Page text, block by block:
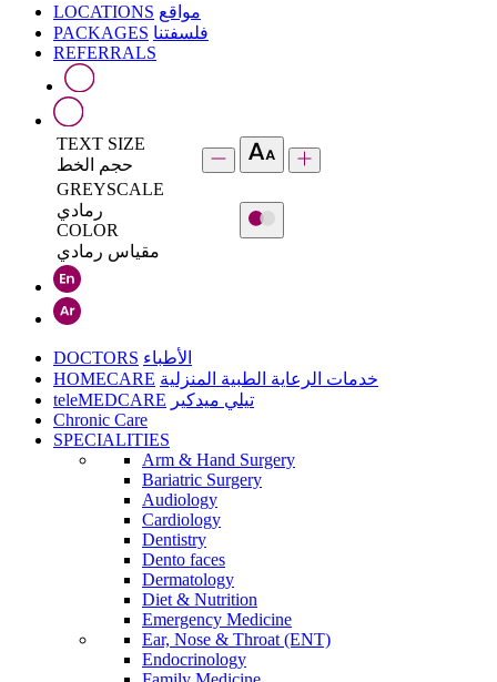
LOCATIONS مواقع
PACKAGES فلسفتنا
REFERRALS
TEXT SIZE
حجم الخط
GREYSCALE
رمادي
COLOR
مقياس رمادي
DOCTORS الأطباء
HOMECARE خدمات الرعاية الطبية المنزلية
teleMEDCARE تيلي ميدكير
Chronic Care
SPECIALITIES
Arm & Hand Surgery
Bariatric Surgery
Audiology
Cardiology
Dentistry
Dento faces
Dermatology
Diet & Nutrition
Emergency Medicine
Ear, Nose & Throat (ENT)
Endocrinology